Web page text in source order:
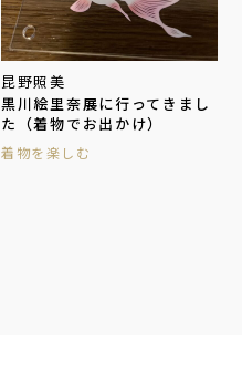
昆野照美
黒川絵里奈展に行ってきまし
た（着物でお出かけ）
着物を楽しむ